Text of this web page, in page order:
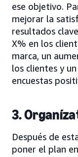
ese objetivo.
mejorar la
resultados
X% en los
marca, un
los clientes y
encuestas
3.
Después de
poner el plan